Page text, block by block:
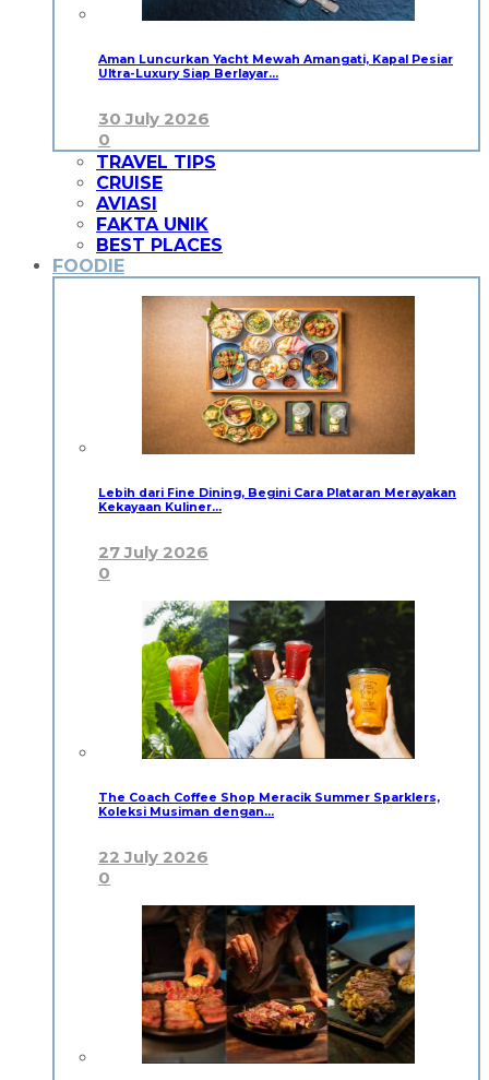
Aman Luncurkan Yacht Mewah Amangati, Kapal Pesiar
Ultra-Luxury Siap Berlayar…
30 July 2026
0
TRAVEL TIPS
CRUISE
AVIASI
FAKTA UNIK
BEST PLACES
FOODIE
Lebih dari Fine Dining, Begini Cara Plataran Merayakan
Kekayaan Kuliner…
27 July 2026
0
The Coach Coffee Shop Meracik Summer Sparklers,
Koleksi Musiman dengan…
22 July 2026
0